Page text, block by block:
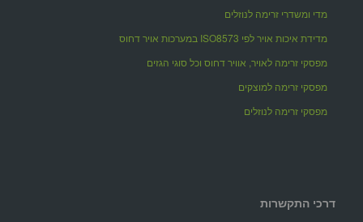
מדי ומשדרי זרימה לנוזלים
מדידת איכות אויר לפי ISO8573 במערכות אויר דחוס
מפסקי זרימה לאויר, אוויר דחוס וכל סוגי הגזים
מפסקי זרימה למוצקים
מפסקי זרימה לנוזלים
דרכי התקשרות